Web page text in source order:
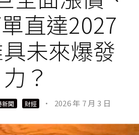
直達2027
未來爆發
力？
新聞 財經 · 2026 年 7 月 3 日